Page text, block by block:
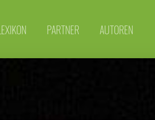
PARTNER AUTOREN